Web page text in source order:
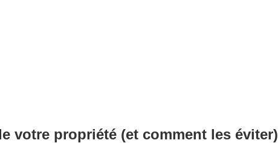
votre propriété (et comment les éviter)